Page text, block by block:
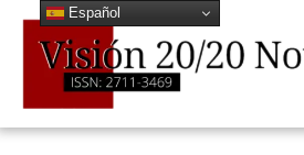
contenido
Español